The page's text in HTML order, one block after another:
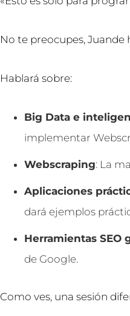
No te preocupes,
Hablará sobre:
Big Data e
implementar
Webscraping: La
Aplicaciones
dará ejemplos
Herramientas SEO
de Google.
Como ves, una sesión